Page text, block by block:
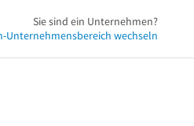
Sie sind ein Unternehmen?
Unternehmensbereich wechseln